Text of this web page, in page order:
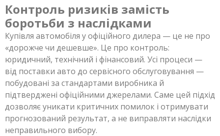
Контроль ризиків замість
боротьби з наслідками
Купівля автомобіля у офіційного дилера — це не про
«дорожче чи дешевше». Це про контроль:
юридичний, технічний і фінансовий. Усі процеси —
від поставки авто до сервісного обслуговування —
побудовані за стандартами виробника й
підтверджені офіційними джерелами. Саме цей підхід
дозволяє уникати критичних помилок і отримувати
прогнозований результат, а не виправляти наслідки
неправильного вибору.